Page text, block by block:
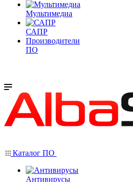
Мультимедиа
САПР
Производители
ПО
Каталог ПО
Антивирусы